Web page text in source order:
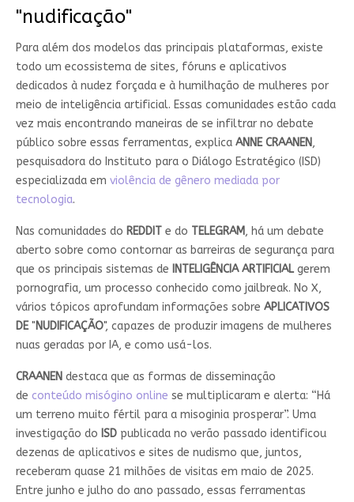
"nudificação"
Para além dos modelos das principais plataformas, existe
todo um ecossistema de sites, fóruns e aplicativos
dedicados à nudez forçada e à humilhação de mulheres por
meio de inteligência artificial. Essas comunidades estão cada
vez mais encontrando maneiras de se infiltrar no debate
público sobre essas ferramentas, explica ANNE CRAANEN,
pesquisadora do Instituto para o Diálogo Estratégico (ISD)
especializada em violência de gênero mediada por
tecnologia.
Nas comunidades do REDDITe do TELEGRAM, há um debate
aberto sobre como contornar as barreiras de segurança para
que os principais sistemas de INTELIGÊNCIA ARTIFICIALgerem
pornografia, um processo conhecido como jailbreak. No X,
vários tópicos aprofundam informações sobre APLICATIVOS
DE"NUDIFICAÇÃO", capazes de produzir imagens de mulheres
nuas geradas por IA, e como usá-los.
CRAANEN destaca que as formas de disseminação
de conteúdo misógino online se multiplicaram e alerta: “Há
um terreno muito fértil para a misoginia prosperar”. Uma
investigação do ISDpublicada no verão passado identificou
dezenas de aplicativos e sites de nudismo que, juntos,
receberam quase 21 milhões de visitas em maio de 2025.
Entre junho e julho do ano passado, essas ferramentas